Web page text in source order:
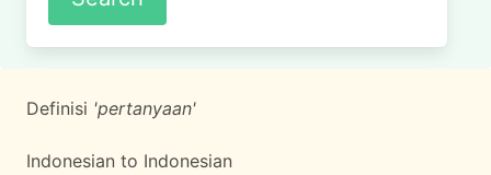
Definisi 'pertanyaan'
Indonesian to Indonesian